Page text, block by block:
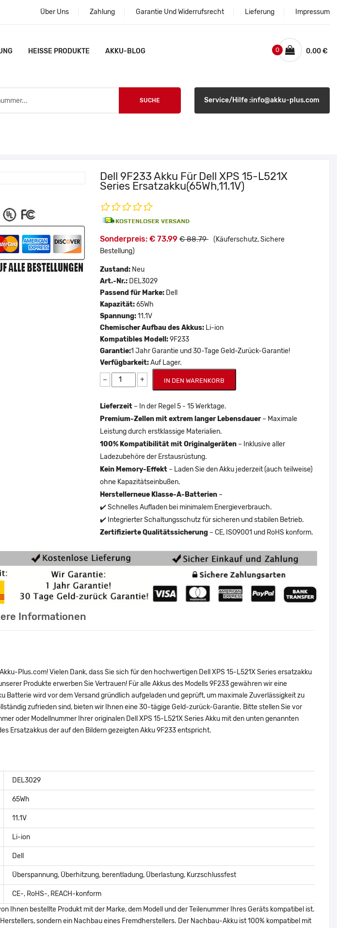
Über Uns Zahlung Garantie Und Widerrufsrecht Lieferung Impressum
HEISSE PRODUKTE AKKU-BLOG 0.00 €
0
SUCHE Service/Hilfe :info@akku-plus.com
Dell 9F233 Akku Für Dell XPS 15-L521X
Series Ersatzakku(65Wh,11.1V)
Sonderpreis: € 73.99 € 88.79 (Käuferschutz, Sichere
Bestellung)
Zustand: Neu
Art.-Nr.: DEL3029
Passend für Marke: Dell
Kapazität:65Wh
Spannung:11.1V
Chemischer Aufbau des Akkus: Li-ion
Kompatibles Modell:9F233
Garantie:1 Jahr Garantie und 30-Tage Geld-Zurück-Garantie!
Verfügbarkeit:Auf Lager.
− + IN DEN WARENKORB
Lieferzeit – In der Regel 5 - 15 Werktage.
Premium-Zellen mit extrem langer Lebensdauer– Maximale
Leistung durch erstklassige Materialien.
100% Kompatibilität mit Originalgeräten – Inklusive aller
Ladezubehöre der Erstausrüstung.
Kein Memory-Effekt – Laden Sie den Akku jederzeit (auch teilweise)
ohne Kapazitätseinbußen.
Herstellerneue Klasse-A-Batterien –
✔️ Schnelles Aufladen bei minimalem Energieverbrauch.
✔️ Integrierter Schaltungsschutz für sicheren und stabilen Betrieb.
Zertifizierte Qualitätssicherung – CE, ISO9001 und RoHS konform.
Informationen
Plus.com! Vielen Dank, dass Sie sich für den hochwertigen Dell XPS 15-L521X Series ersatzakku
Produkte erwerben Sie Vertrauen! Für alle Akkus des Modells 9F233 gewähren wir eine
Batterie wird vor dem Versand gründlich aufgeladen und geprüft, um maximale Zuverlässigkeit zu
zufrieden sind, bieten wir Ihnen eine 30-tägige Geld-zurück-Garantie. Bitte stellen Sie vor
oder Modellnummer Ihrer originalen Dell XPS 15-L521X Series Akku mit den unten genannten
Ersatzakkus der auf den Bildern gezeigten Akku 9F233 entspricht.
DEL3029
65Wh
11.1V
Li-ion
Dell
Überspannung, Überhitzung, berentladung, Überlastung, Kurzschlussfest
CE-, RoHS-, REACH-konform
Ihnen bestellte Produkt mit der Marke, dem Modell und der Teilenummer Ihres Geräts kompatibel ist.
sondern ein Nachbau eines Fremdherstellers. Der Nachbau-Akku ist 100% kompatibel mit